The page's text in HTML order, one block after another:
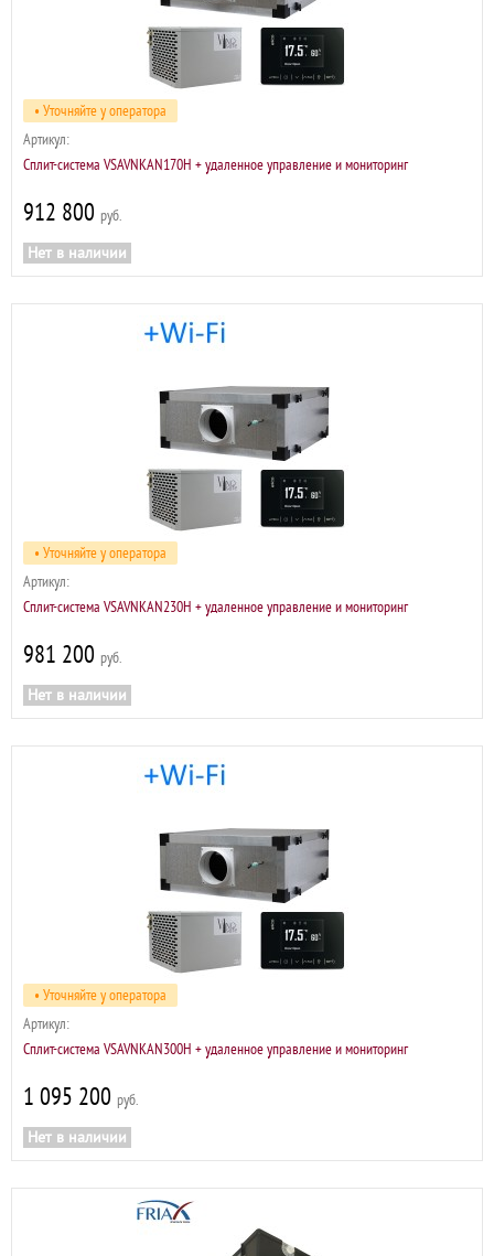
• Уточняйте у оператора
Артикул:
Сплит-система VSAVNKAN170H + удаленное управление и мониторинг
912 800 р
Нет в наличии
• Уточняйте у оператора
Артикул:
Сплит-система VSAVNKAN230H + удаленное управление и мониторинг
981 200 р
Нет в наличии
• Уточняйте у оператора
Артикул:
Сплит-система VSAVNKAN300H + удаленное управление и мониторинг
1 095 200 р
Нет в наличии